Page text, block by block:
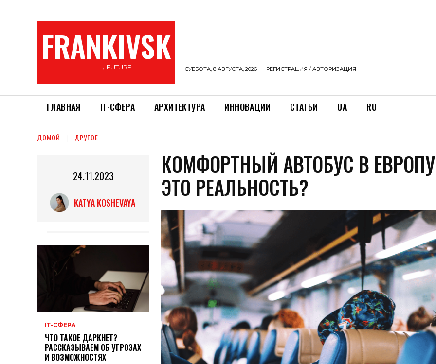
FRANKIVSK
———→ FUTURE СУББОТА, 8 АВГУСТА, 2026 РЕГИСТРАЦИЯ / АВТОРИЗАЦИЯ
ГЛАВНАЯ ІТ-СФЕРА АРХИТЕКТУРА ИННОВАЦИИ СТАТЬИ UA RU
ДОМОЙ ДРУГОЕ
24.11.2023
KATYA KOSHEVAYA
ІТ-СФЕРА
ЧТО ТАКОЕ ДАРКНЕТ?
РАССКАЗЫВАЕМ ОБ УГРОЗАХ
И ВОЗМОЖНОСТЯХ
КОМФОРТНЫЙ АВТОБУС В
ЭТО РЕАЛЬНОСТЬ?